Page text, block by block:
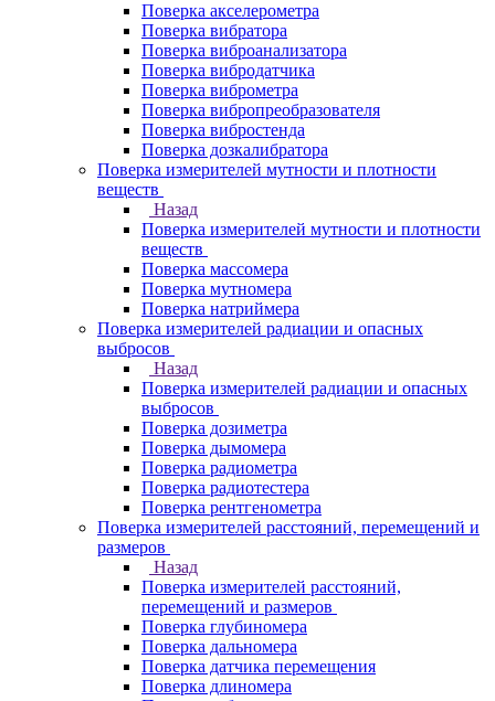
Поверка акселерометра
Поверка вибратора
Поверка виброанализатора
Поверка вибродатчика
Поверка виброметра
Поверка вибропреобразователя
Поверка вибростенда
Поверка дозкалибратора
Поверка измерителей мутности и плотности
веществ
Назад
Поверка измерителей мутности и плотности
веществ
Поверка массомера
Поверка мутномера
Поверка натриймера
Поверка измерителей радиации и опасных
выбросов
Назад
Поверка измерителей радиации и опасных
выбросов
Поверка дозиметра
Поверка дымомера
Поверка радиометра
Поверка радиотестера
Поверка рентгенометра
Поверка измерителей расстояний, перемещений и
размеров
Назад
Поверка измерителей расстояний,
перемещений и размеров
Поверка глубиномера
Поверка дальномера
Поверка датчика перемещения
Поверка длиномера